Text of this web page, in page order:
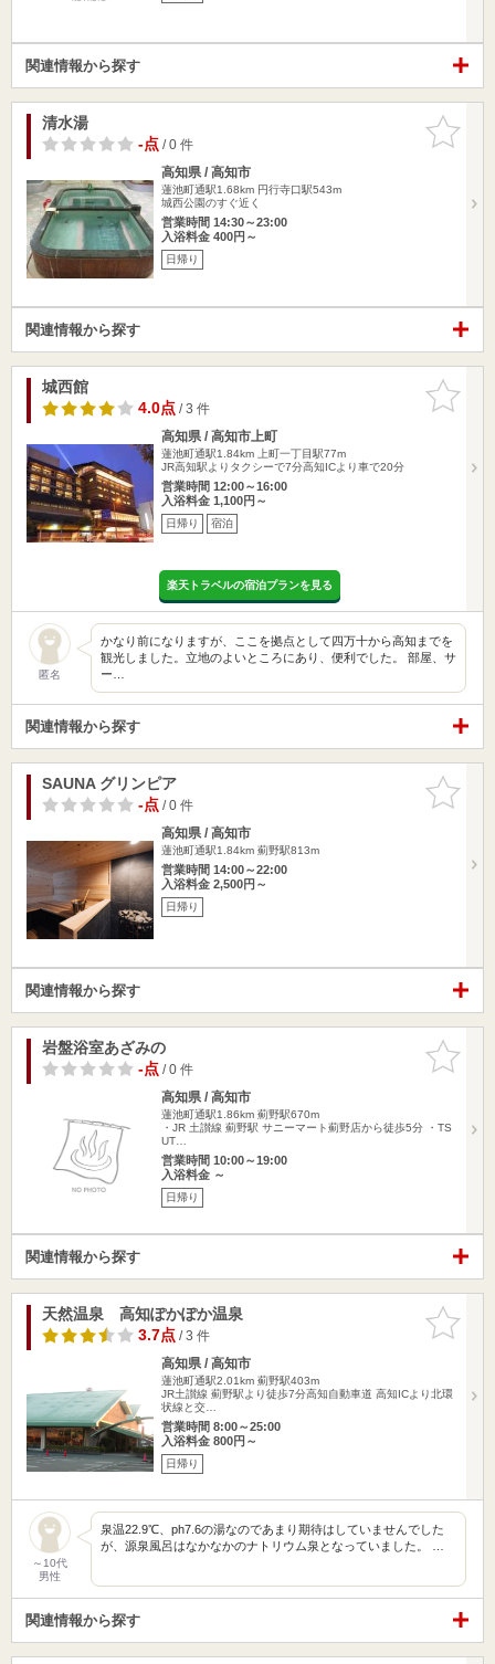
関連情報から探す
お気に入
りに追加
清水湯
-点/ 0 件
高知県 / 高知市
蓮池町通駅1.68km 円行寺口駅543m
城西公園のすぐ近く
営業時間 14:30～23:00
入浴料金 400円～
日帰り
関連情報から探す
お気に入
りに追加
城西館
4.0点/ 3 件
高知県 / 高知市上町
蓮池町通駅1.84km
上町一丁目駅77m
JR高知駅よりタクシーで7分高知ICより車で20分
営業時間 12:00～16:00
入浴料金 1,100円～
日帰り 宿泊
楽天トラベルの宿泊プランを見る
匿名
かなり前になりますが、ここを拠点として四万十から高知までを
観光しました。立地のよいところにあり、便利でした。 部屋、サ
ー…
関連情報から探す
お気に入
りに追加
SAUNA グリンピア
-点/ 0 件
高知県 / 高知市
蓮池町通駅1.84km 薊野駅813m
営業時間 14:00～22:00
入浴料金 2,500円～
日帰り
関連情報から探す
お気に入
りに追加
岩盤浴室あざみの
-点/ 0 件
高知県 / 高知市
蓮池町通駅1.86km 薊野駅670m
・JR 土讃線 薊野駅 サニーマート薊野店から徒歩5分 ・TS
UT…
営業時間 10:00～19:00
入浴料金 ～
日帰り
関連情報から探す
お気に入
りに追加
天然温泉 高知ぽかぽか温泉
3.7点/ 3 件
高知県 / 高知市
蓮池町通駅2.01km 薊野駅403m
JR土讃線 薊野駅より徒歩7分高知自動車道 高知ICより北環
状線と交…
営業時間 8:00～25:00
入浴料金 800円～
日帰り
～10代
男性
泉温22.9℃、ph7.6の湯なのであまり期待はしていませんでした
が、源泉風呂はなかなかのナトリウム泉となっていました。 …
関連情報から探す